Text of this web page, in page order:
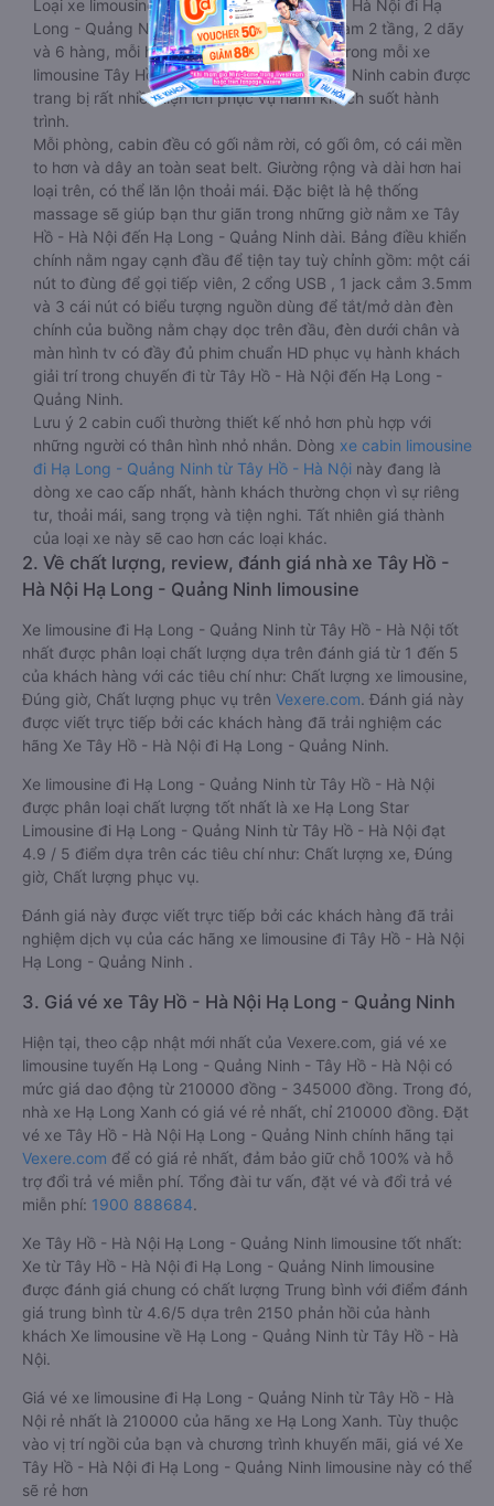
Loại xe limousine giường phòng từ Tây Hồ - Hà Nội đi Hạ
Long - Quảng Ninh 20 - 22 chỗ được chia làm 2 tầng, 2 dãy
và 6 hàng, mỗi hàng là 2 cabin riêng biệt. Trong mỗi xe
limousine Tây Hồ - Hà Nội Hạ Long - Quảng Ninh cabin được
trang bị rất nhiều tiện ích phục vụ hành khách suốt hành
trình.
Mỗi phòng, cabin đều có gối nằm rời, có gối ôm, có cái mền
to hơn và dây an toàn seat belt. Giường rộng và dài hơn hai
loại trên, có thể lăn lộn thoải mái. Đặc biệt là hệ thống
massage sẽ giúp bạn thư giãn trong những giờ nằm xe Tây
Hồ - Hà Nội đến Hạ Long - Quảng Ninh dài. Bảng điều khiển
chính nằm ngay cạnh đầu để tiện tay tuỳ chỉnh gồm: một cái
nút to đùng để gọi tiếp viên, 2 cổng USB , 1 jack cắm 3.5mm
và 3 cái nút có biểu tượng nguồn dùng để tắt/mở dàn đèn
chính của buồng nằm chạy dọc trên đầu, đèn dưới chân và
màn hình tv có đầy đủ phim chuẩn HD phục vụ hành khách
giải trí trong chuyến đi từ Tây Hồ - Hà Nội đến Hạ Long -
Quảng Ninh.
Lưu ý 2 cabin cuối thường thiết kế nhỏ hơn phù hợp với
những người có thân hình nhỏ nhắn. Dòng xe cabin limousine
đi Hạ Long - Quảng Ninh từ Tây Hồ - Hà Nội này đang là
dòng xe cao cấp nhất, hành khách thường chọn vì sự riêng
tư, thoải mái, sang trọng và tiện nghi. Tất nhiên giá thành
của loại xe này sẽ cao hơn các loại khác.
2. Về chất lượng, review, đánh giá nhà xe Tây Hồ -
Hà Nội Hạ Long - Quảng Ninh limousine
Xe limousine đi Hạ Long - Quảng Ninh từ Tây Hồ - Hà Nội tốt
nhất được phân loại chất lượng dựa trên đánh giá từ 1 đến 5
của khách hàng với các tiêu chí như: Chất lượng xe limousine,
Đúng giờ, Chất lượng phục vụ trên Vexere.com. Đánh giá này
được viết trực tiếp bởi các khách hàng đã trải nghiệm các
hãng Xe Tây Hồ - Hà Nội đi Hạ Long - Quảng Ninh.
Xe limousine đi Hạ Long - Quảng Ninh từ Tây Hồ - Hà Nội
được phân loại chất lượng tốt nhất là xe Hạ Long Star
Limousine đi Hạ Long - Quảng Ninh từ Tây Hồ - Hà Nội đạt
4.9 / 5 điểm dựa trên các tiêu chí như: Chất lượng xe, Đúng
giờ, Chất lượng phục vụ.
Đánh giá này được viết trực tiếp bởi các khách hàng đã trải
nghiệm dịch vụ của các hãng xe limousine đi Tây Hồ - Hà Nội
Hạ Long - Quảng Ninh .
3. Giá vé xe Tây Hồ - Hà Nội Hạ Long - Quảng Ninh
Hiện tại, theo cập nhật mới nhất của Vexere.com, giá vé xe
limousine tuyến Hạ Long - Quảng Ninh - Tây Hồ - Hà Nội có
mức giá dao động từ 210000 đồng - 345000 đồng. Trong đó,
nhà xe Hạ Long Xanh có giá vé rẻ nhất, chỉ 210000 đồng. Đặt
vé xe Tây Hồ - Hà Nội Hạ Long - Quảng Ninh chính hãng tại
Vexere.com để có giá rẻ nhất, đảm bảo giữ chỗ 100% và hỗ
trợ đổi trả vé miễn phí. Tổng đài tư vấn, đặt vé và đổi trả vé
miễn phí: 1900 888684.
Xe Tây Hồ - Hà Nội Hạ Long - Quảng Ninh limousine tốt nhất:
Xe từ Tây Hồ - Hà Nội đi Hạ Long - Quảng Ninh limousine
được đánh giá chung có chất lượng Trung bình với điểm đánh
giá trung bình từ 4.6/5 dựa trên 2150 phản hồi của hành
khách Xe limousine về Hạ Long - Quảng Ninh từ Tây Hồ - Hà
Nội.
Giá vé xe limousine đi Hạ Long - Quảng Ninh từ Tây Hồ - Hà
Nội rẻ nhất là 210000 của hãng xe Hạ Long Xanh. Tùy thuộc
vào vị trí ngồi của bạn và chương trình khuyến mãi, giá vé Xe
Tây Hồ - Hà Nội đi Hạ Long - Quảng Ninh limousine này có thể
sẽ rẻ hơn